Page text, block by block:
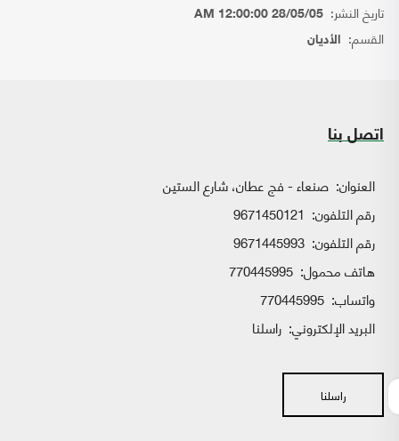
تاريخ النشر: 28/05/05 12:00:00 AM
القسم: الأديان
اتصل بنا
العنوان: صنعاء - فج عطان، شارع الستين
رقم التلفون: 9671450121
رقم التلفون: 9671445993
هاتف محمول: 770445995
واتساب:
البريد الإلكتروني: راسلنا
راسلنا